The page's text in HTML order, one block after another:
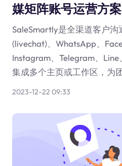
媒矩阵账号运营方案
SaleSmartly是全渠道客户
(livechat)、WhatsApp、
Instagram、Telegram、
集成多个主页或工作区，为
2023-12-22 09:33